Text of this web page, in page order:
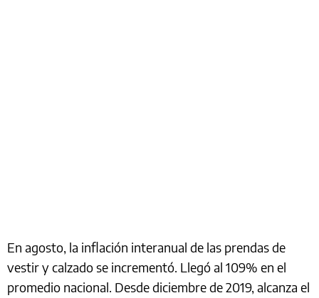
En agosto, la inflación interanual de las prendas de
vestir y calzado se incrementó. Llegó al 109% en el
promedio nacional. Desde diciembre de 2019, alcanza el